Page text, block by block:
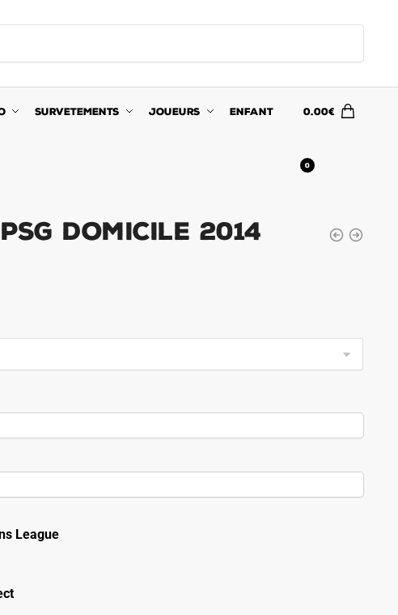
SURVETEMENTS JOUEURS ENFANT 0.00€
0
Domicile 2014
League